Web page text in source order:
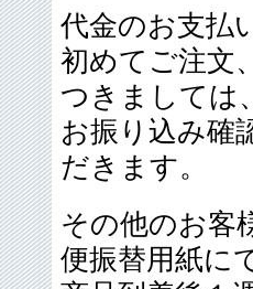
代金のお支払
初めてご注文
つきましては
お振り込み確
だきます。
その他のお客
便振替用紙に